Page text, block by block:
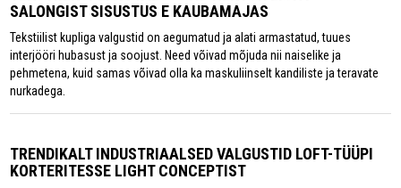
SALONGIST SISUSTUS E KAUBAMAJAS
Tekstiilist kupliga valgustid on aegumatud ja alati armastatud, tuues
interjööri hubasust ja soojust. Need võivad mõjuda nii naiselike ja
pehmetena, kuid samas võivad olla ka maskuliinselt kandiliste ja teravate
nurkadega.
TRENDIKALT INDUSTRIAALSED VALGUSTID LOFT-TÜÜPI
KORTERITESSE LIGHT CONCEPTIST